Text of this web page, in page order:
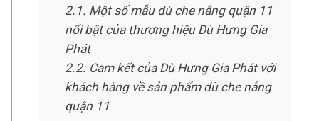
Một số mẫu dù che nắng quận 11
nổi bật của thương hiệu Dù Hưng Gia
Phát
Cam kết của Dù Hưng Gia Phát với
khách hàng về sản phẩm dù che nắng
quận 11